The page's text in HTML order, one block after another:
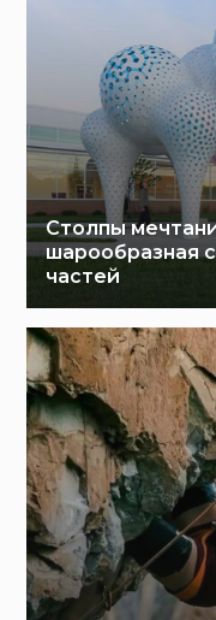
Столпы
шарообразная
частей